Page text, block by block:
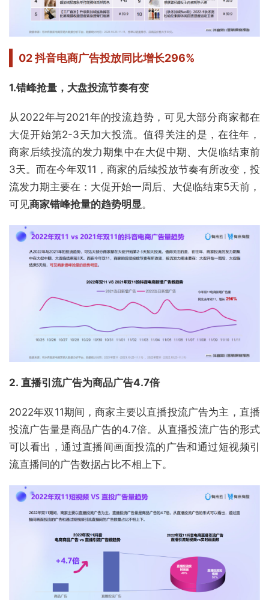
02抖音电商广告投放同比增长296%
1.错峰抢量，大盘投流节奏有变
从2022年与2021年的投流趋势，可见大部分商家都在
大促开始第2-3天加大投流。值得关注的是，在往年，
商家后续投流的发力期集中在大促中期、大促临结束前
3天。而在今年双11，商家的后续投放节奏有所改变，投
流发力期主要在：大促开始一周后、大促临结束5天前，
可见商家错峰抢量的趋势明显。
2. 直播引流广告为商品广告4.7倍
2022年双11期间，商家主要以直播投流广告为主，直播
投流广告量是商品广告的4.7倍。从直播投流广告的形式
可以看出，通过直播间画面投流的广告和通过短视频引
流直播间的广告数据占比不相上下。